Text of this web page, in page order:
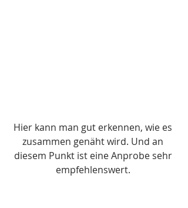
Hier kann man gut erkennen, wie es
zusammen genäht wird. Und an
diesem Punkt ist eine Anprobe sehr
empfehlenswert.